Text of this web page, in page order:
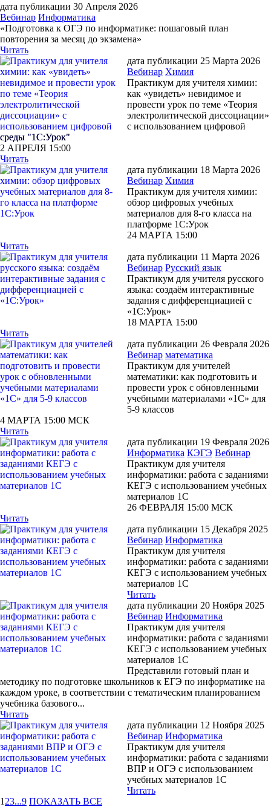
дата публикации 30 Апреля 2026
Вебинар Информатика
«Подготовка к ОГЭ по информатике: пошаговый план
повторения за месяц до экзамена»
Читать
дата публикации 25 Марта 2026
Вебинар Химия
Практикум для учителя химии:
как «увидеть» невидимое и
провести урок по теме «Теория
электролитической диссоциации»
с использованием цифровой
среды "1С:Урок"
2 АПРЕЛЯ 15:00
Читать
дата публикации 18 Марта 2026
Вебинар Химия
Практикум для учителя химии:
обзор цифровых учебных
материалов для 8-го класса на
платформе 1С:Урок
24 МАРТА 15:00
Читать
дата публикации 11 Марта 2026
Вебинар Русский язык
Практикум для учителя русского
языка: создаём интерактивные
задания с дифференциацией с
«1С:Урок»
18 МАРТА 15:00
Читать
дата публикации 26 Февраля 2026
Вебинар математика
Практикум для учителей
математики: как подготовить и
провести урок с обновленными
учебными материалами «1С» для
5-9 классов
4 МАРТА 15:00 МСК
Читать
дата публикации 19 Февраля 2026
Информатика КЭГЭ Вебинар
Практикум для учителя
информатики: работа с заданиями
КЕГЭ с использованием учебных
материалов 1С
26 ФЕВРАЛЯ 15:00 МСК
Читать
дата публикации 15 Декабря 2025
Вебинар Информатика
Практикум для учителя
информатики: работа с заданиями
КЕГЭ с использованием учебных
материалов 1С
Читать
дата публикации 20 Ноября 2025
Вебинар Информатика
Практикум для учителя
информатики: работа с заданиями
КЕГЭ с использованием учебных
материалов 1С
Представили готовый план и
методику по подготовке школьников к ЕГЭ по информатике на
каждом уроке, в соответствии с тематическим планированием
учебника базового...
Читать
дата публикации 12 Ноября 2025
Вебинар Информатика
Практикум для учителя
информатики: работа с заданиями
ВПР и ОГЭ с использованием
учебных материалов 1С
Читать
1 23...9 ПОКАЗАТЬ ВСЕ